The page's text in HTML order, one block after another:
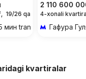
19/26 qavat
мин transportda
2 110 600
4-xonali
Гафура
kvartiralar